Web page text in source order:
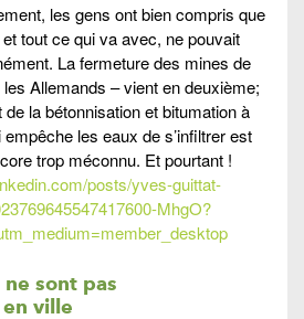
les gens ont bien compris que
tout ce qui va avec, ne pouvait
La fermeture des mines de
Allemands – vient en deuxième;
la bétonnisation et bitumation à
les eaux de s’infiltrer est
trop méconnu. Et pourtant !
posts/yves-guittat-
MhgO?
sont pas
en ville